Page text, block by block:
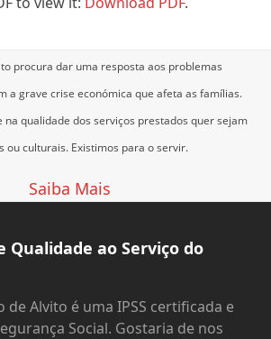
procura dar uma resposta aos problemas
a grave crise económica que afeta as famílias.
qualidade dos serviços prestados quer sejam
ou culturais. Existimos para o servir.
Saiba Mais
Qualidade ao Serviço do
de Alvito é uma IPSS certificada e
Social. Gostaria de nos